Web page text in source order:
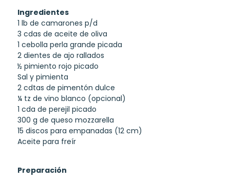
Ingredientes
1 lb de camarones p/d
3 cdas de aceite de oliva
1 cebolla perla grande picada
2 dientes de ajo rallados
½ pimiento rojo picado
Sal y pimienta
2 cdtas de pimentón dulce
¼ tz de vino blanco (opcional)
1 cda de perejil picado
300 g de queso mozzarella
15 discos para empanadas (12 cm)
Aceite para freír
Preparación